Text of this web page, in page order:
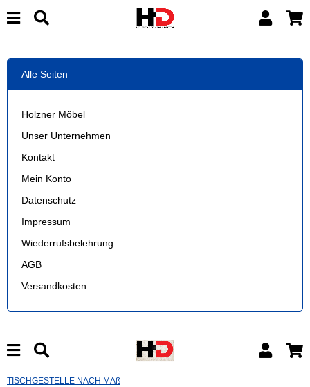
Alle Seiten
Holzner Möbel
Unser Unternehmen
Kontakt
Mein Konto
Datenschutz
Impressum
Wiederrufsbelehrung
AGB
Versandkosten
TISCHGESTELLE NACH MAß